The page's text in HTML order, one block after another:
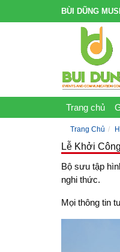
BÙI DŨNG
Trang chủ
Trang Chủ
Lễ Khởi
Bộ sưu tập
nghi thức.
Mọi thông tin